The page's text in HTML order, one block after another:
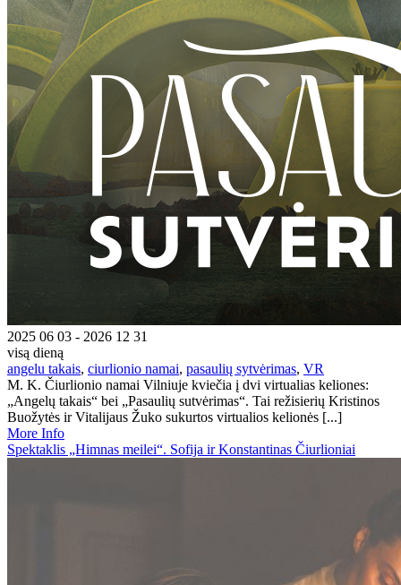
2025 06 03 - 2026 12 31
visą dieną
angelu takais, ciurlionio namai, pasaulių sytvėrimas, VR
M. K. Čiurlionio namai Vilniuje kviečia į dvi virtualias keliones:
„Angelų takais“ bei „Pasaulių sutvėrimas“. Tai režisierių Kristinos
Buožytės ir Vitalijaus Žuko sukurtos virtualios kelionės [...]
More Info
Spektaklis „Himnas meilei“. Sofija ir Konstantinas Čiurlioniai